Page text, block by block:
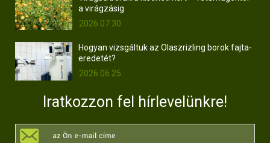
a virágzásig
2026.07.30.
Hogyan vizsgáltuk az Olaszrizling borok fajta-
eredetét?
2026.06.25.
Iratkozzon fel hírlevelünkre!